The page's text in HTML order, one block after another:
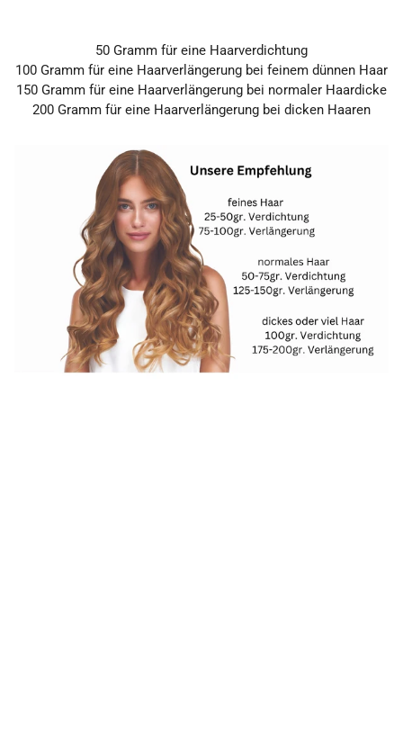
50 Gramm für eine Haarverdichtung
100 Gramm für eine Haarverlängerung bei feinem dünnen Haar
150 Gramm für eine Haarverlängerung bei normaler Haardicke
200 Gramm für eine Haarverlängerung bei dicken Haaren